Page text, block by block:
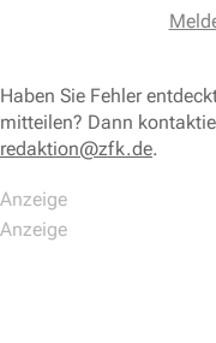
Haben Sie Fehler
mitteilen? Dann
redaktion@zfk.de.